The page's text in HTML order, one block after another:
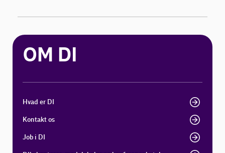
OM DI
Hvad er DI
Kontakt os
Job i DI